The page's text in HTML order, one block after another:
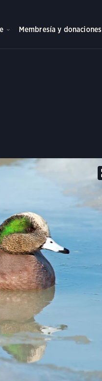
Membresía y donaciones